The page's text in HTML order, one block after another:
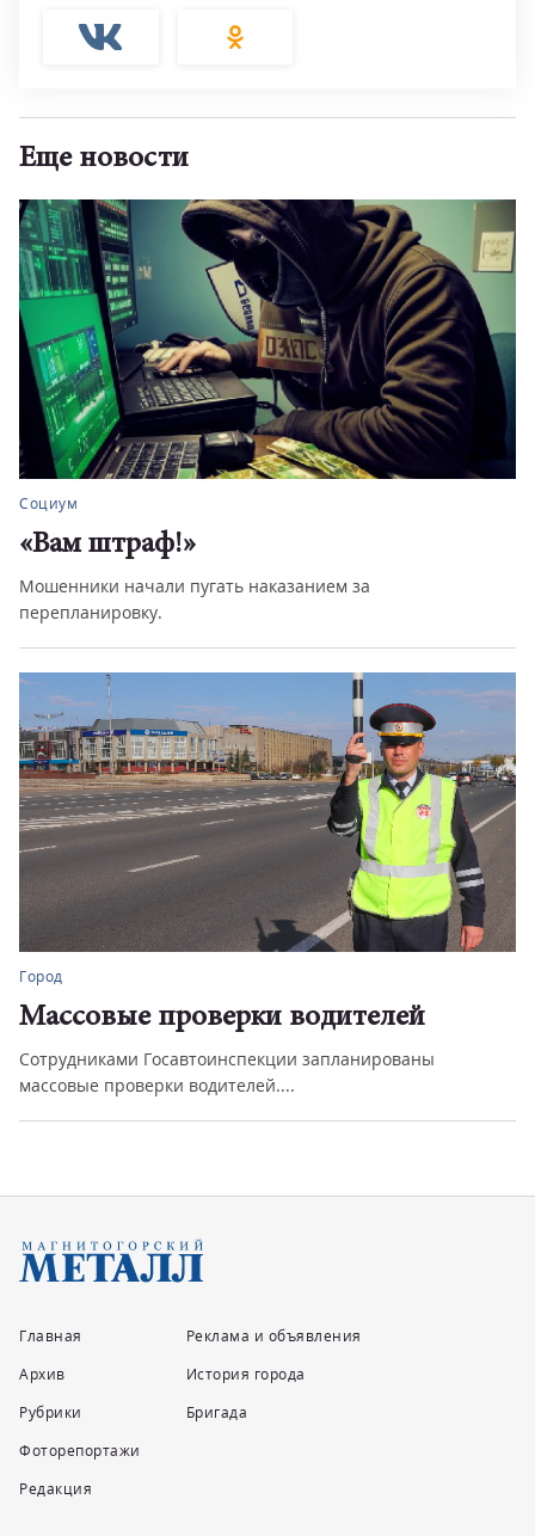
Еще новости
Социум
«Вам штраф!»
Мошенники начали пугать наказанием за
перепланировку.
Город
Массовые проверки водителей
Сотрудниками Госавтоинспекции запланированы
массовые проверки водителей....
Главная
Архив
Рубрики
Фоторепортажи
Редакция
Реклама и объявления
История города
Бригада